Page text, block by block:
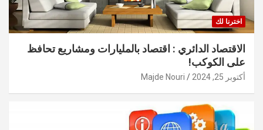
اخترنا لك
الاقتصاد الدائري : اقتصاد بالمليارات ومشاريع تحافظ
على الكوكب!
أكتوبر 25, 2024 Majde Nouri